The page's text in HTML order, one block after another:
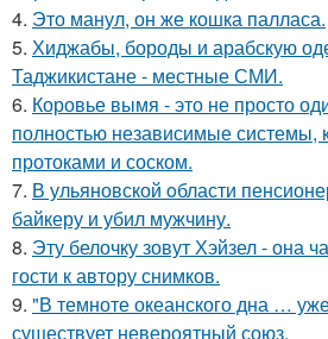
4. Это манул, он же кошка палласа.
5. Хиджабы, бороды и арабскую
Таджикистане - местные СМИ.
6. Коровье вымя - это не просто
полностью независимые системы,
протоками и соском.
7. В ульяновской oбласти
байкеру и убил мужчину.
8. Эту белочку зовут Хэйзел - она
гости к автору снимков.
9. "В темноте океанского дна …
существует невероятный союз.